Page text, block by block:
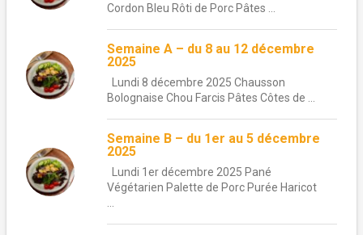
Cordon Bleu Rôti de Porc Pâtes ...
Semaine A – du 8 au 12 décembre
2025
Lundi 8 décembre 2025 Chausson
Bolognaise Chou Farcis Pâtes Côtes de ...
Semaine B – du 1er au 5 décembre
2025
Lundi 1er décembre 2025 Pané
Végétarien Palette de Porc Purée Haricot